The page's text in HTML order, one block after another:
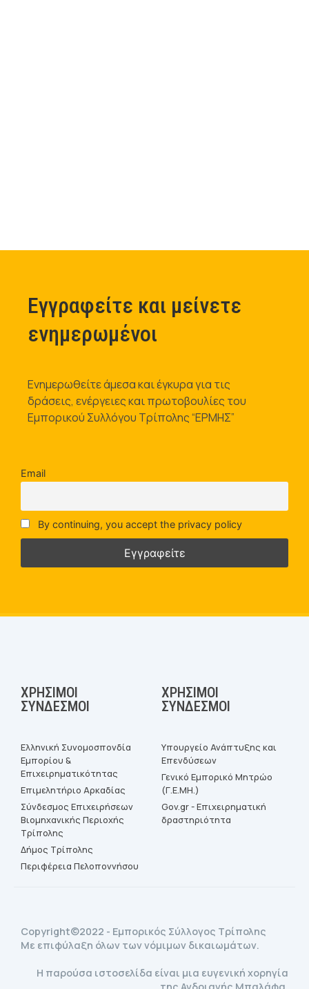
Εγγραφείτε και μείνετε
ενημερωμένοι
Ενημερωθείτε άμεσα και έγκυρα για τις
δράσεις, ενέργειες και πρωτοβουλίες του
Εμπορικού Συλλόγου Τρίπολης “ΕΡΜΗΣ”
Email
By continuing, you accept the privacy policy
ΧΡΉΣΙΜΟΙ
ΣΎΝΔΕΣΜΟΙ
Ελληνική Συνομοσπονδία
Εμπορίου &
Επιχειρηματικότητας
Επιμελητήριο Αρκαδίας
Σύνδεσμος Επιχειρήσεων
Βιομηχανικής Περιοχής
Τρίπολης
Δήμος Τρίπολης
Περιφέρεια Πελοποννήσου
ΧΡΉΣΙΜΟΙ
ΣΎΝΔΕΣΜΟΙ
Υπουργείο Ανάπτυξης και
Επενδύσεων
Γενικό Εμπορικό Μητρώο
(Γ.Ε.ΜΗ.)
Gov.gr - Επιχειρηματική
δραστηριότητα
Copyright©2022 - Εμπορικός Σύλλογος Τρίπολης
Με επιφύλαξη όλων των νόμιμων δικαιωμάτων.
Η παρούσα ιστοσελίδα είναι μια ευγενική χορηγία